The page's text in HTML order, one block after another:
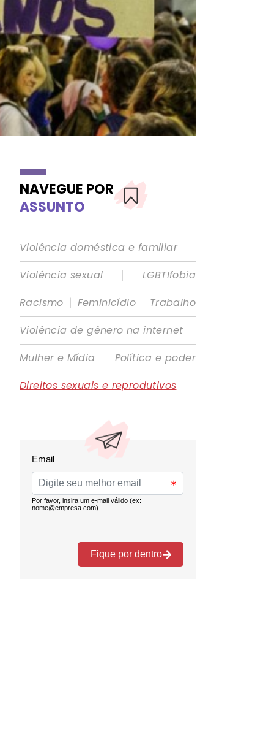
NAVEGUE POR
ASSUNTO
Violência doméstica e familiar
Violência sexual
|
LGBTIfobia
Racismo | Feminicídio | Trabalho
Violência de gênero na internet
Mulher e Mídia
|
Política e poder
Direitos sexuais e reprodutivos